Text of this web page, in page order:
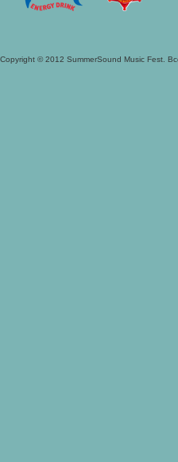
Copyright © 2012 SummerSound Music Fest.